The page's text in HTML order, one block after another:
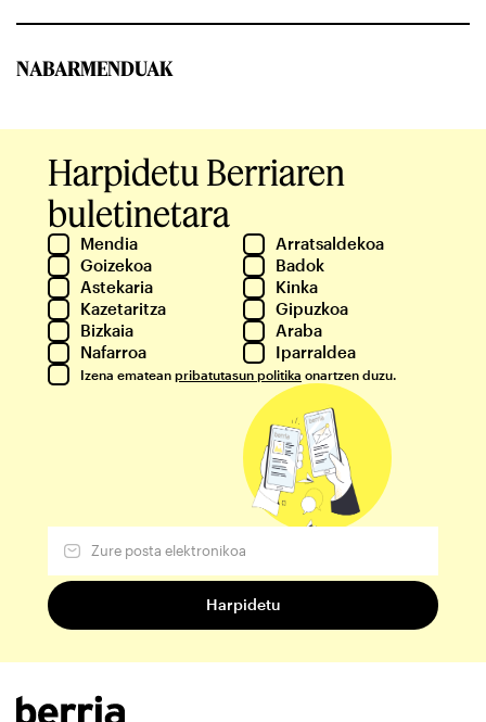
NABARMENDUAK
Harpidetu Berriaren
buletinetara
Mendia
Arratsaldekoa
Goizekoa
Badok
Astekaria
Kinka
Kazetaritza
Gipuzkoa
Bizkaia
Araba
Nafarroa
Iparraldea
Izena ematean pribatutasun politika onartzen duzu.